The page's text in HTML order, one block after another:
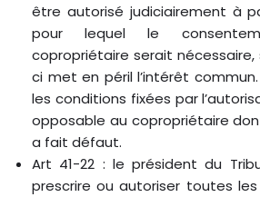
être autorisé judiciairement à
pour lequel le
copropriétaire serait
ci met en péril l’intérêt
les conditions fixées par
opposable au copropriétaire
a fait défaut.
Art 41-22 : le président du
prescrire ou autoriser toutes